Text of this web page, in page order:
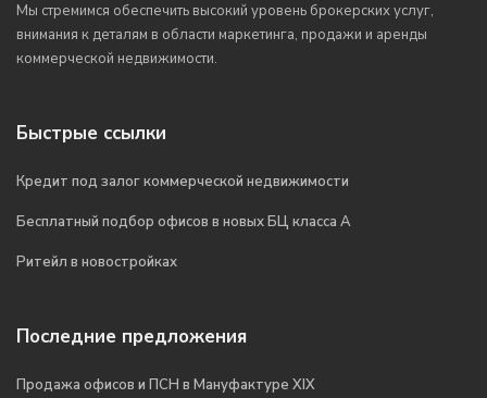
Мы стремимся обеспечить высокий уровень брокерских услуг,
внимания к деталям в области маркетинга, продажи и аренды
коммерческой недвижимости.
Быстрые ссылки
Кредит под залог коммерческой недвижимости
Бесплатный подбор офисов в новых БЦ класса А
Ритейл в новостройках
Последние предложения
Продажа офисов и ПСН в Мануфактуре XIX